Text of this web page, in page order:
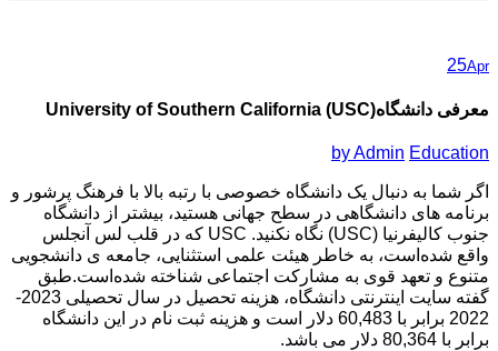
25Apr
University of Southern California (USC)معرفی دانشگاه
byAdmin Education
اگر شما به دنبال یک دانشگاه خصوصی با رتبه بالا با فرهنگ پرشور و
برنامه های دانشگاهی در سطح جهانی هستید، بیشتر از دانشگاه
جنوب کالیفرنیا (USC) نگاه نکنید. USC که در قلب لس آنجلس
واقع شده‌است، به خاطر هیئت علمی استثنایی، جامعه ی دانشجویی
متنوع و تعهد قوی به مشارکت اجتماعی شناخته شده‌است.طبق
گفته سایت اینترنتی دانشگاه، هزینه تحصیل در سال تحصیلی 2023-
2022 برابر با 60,483 دلار است و هزینه ثبت نام در این دانشگاه
برابر با 80,364 دلار می باشد.